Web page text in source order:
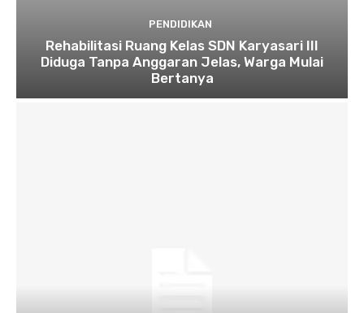
PENDIDIKAN
Rehabilitasi Ruang Kelas SDN Karyasari III
Diduga Tanpa Anggaran Jelas, Warga Mulai
Bertanya